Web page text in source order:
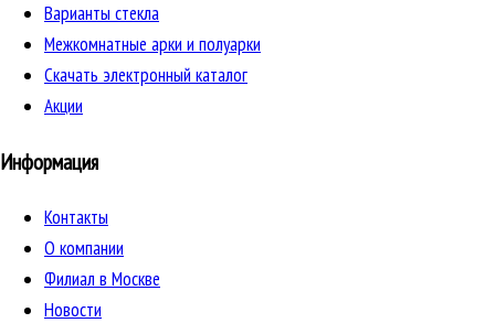
Варианты стекла
Межкомнатные арки и полуарки
Скачать электронный каталог
Акции
Информация
Контакты
О компании
Филиал в Москве
Новости